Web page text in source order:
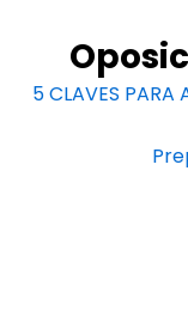
5 CLAVES